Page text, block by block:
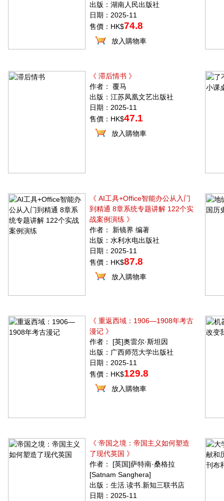
出版：湖南人民出版社
日期：2025-11
售價：HK$74.8
放入購物車
《 滞后情书 》
作者： 覆马
出版：江苏凤凰文艺出版社
日期：2025-11
售價：HK$47.1
放入購物車
《 AI工具+Office智能办公从入门
到精通 8章系统专题讲解 122个实
战案例演练 》
作者： 新镜界 编著
出版：水利水电出版社
日期：2025-11
售價：HK$87.8
放入購物車
《 重返西域：1906—1908年考古
漫记 》
作者： [英]奥雷尔·斯坦因
出版：广西师范大学出版社
日期：2025-11
售價：HK$129.8
放入購物車
《 帝国之境：帝国主义如何塑造
了现代英国 》
作者： [英国]萨特南·桑格拉
[Satnam Sanghera]
出版：生活.读书.新知三联书店
日期：2025-11